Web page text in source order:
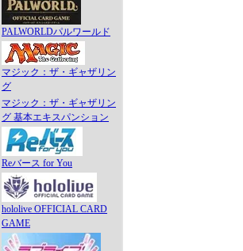
PALWORLDパルワールド
マジック：ザ・ギャザリン
グ
マジック：ザ・ギャザリン
グ 基本エキスパンション
Reバース for You
hololive OFFICIAL CARD
GAME